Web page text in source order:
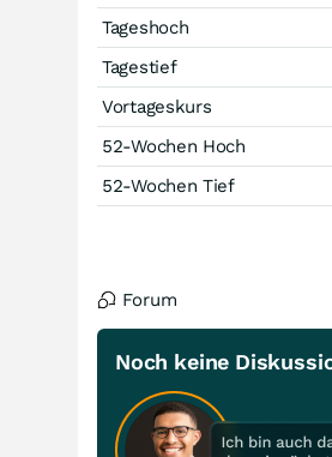
Tageshoch
Tagestief
Vortageskurs
52-Wochen Hoch
52-Wochen Tief
Forum
Noch keine